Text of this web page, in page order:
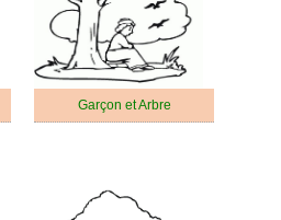
Garçon et Arbre